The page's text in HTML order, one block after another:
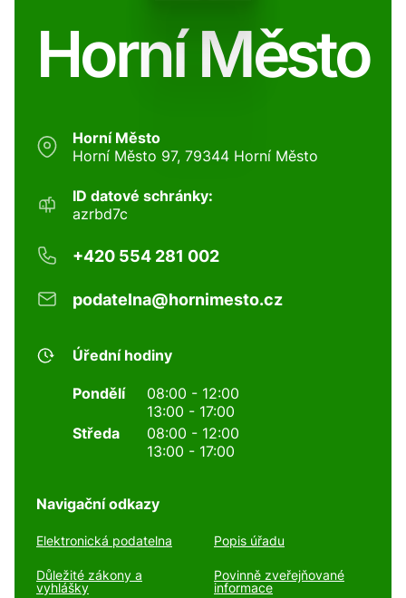
Horní Město
Horní Město
Horní Město 97, 79344 Horní Město
ID datové schránky:
azrbd7c
+420 554 281 002
podatelna@hornimesto.cz
Úřední hodiny
Pondělí
08:00 - 12:00
13:00 - 17:00
Středa
08:00 - 12:00
13:00 - 17:00
Navigační odkazy
Elektronická podatelna Popis úřadu
Důležité zákony a
vyhlášky
Povinně zveřejňované
informace